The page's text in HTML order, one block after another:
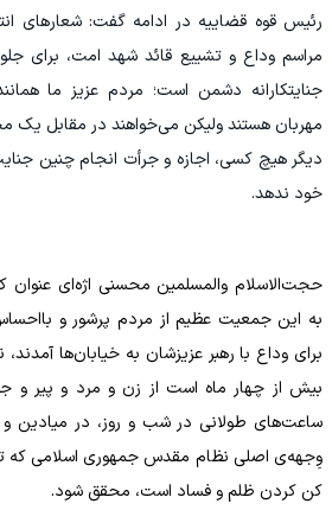
رئیس قوه قضاییه در ادامه گفت: شعارهای
مراسم وداع و تشییع قائد شهد امت، برای
جنایتکارانه دشمن است؛ مردم عزیز ما
مهربان هستند ولیکن می‌خواهند در مقابل یک
دیگر هیچ کسی، اجازه و جرأت انجام چنین
خود ندهد.
حجت‌الاسلام والمسلمین محسنی اژه‌ای عنوان
به این جمعیت عظیم از مردم پرشور و
برای وداع با رهبر عزیزشان به خیابان‌ها
بیش از چهار ماه است از زن و مرد و پیر و
ساعت‌های طولانی در شب و روز، در میادین
وِجهه‌ی اصلی نظام مقدس جمهوری اسلامی که
کن کردن ظلم و فساد است، محقق شود.